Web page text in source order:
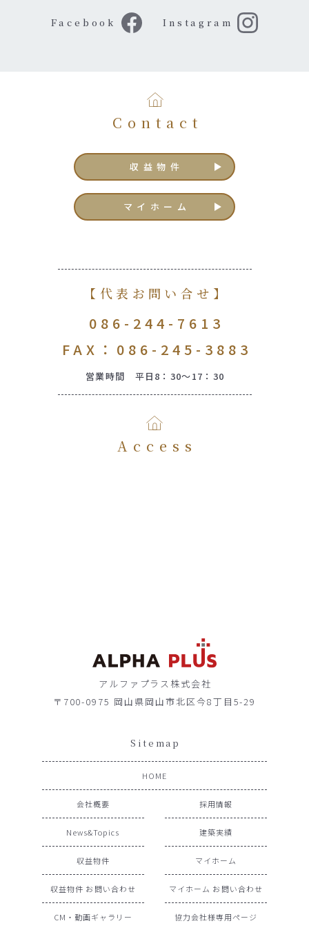
Facebook Instagram
Contact
収益物件
マイホーム
【代表お問い合せ】
086-244-7613
FAX：086-245-3883
営業時間 平日8：30～17：30
Access
アルファプラス株式会社
〒700-0975 岡山県岡山市北区今8丁目5-29
Sitemap
HOME
会社概要 採用情報
News&Topics 建築実績
収益物件 マイホーム
収益物件 お問い合わせ マイホーム お問い合わせ
CM・動画ギャラリー 協力会社様専用ページ